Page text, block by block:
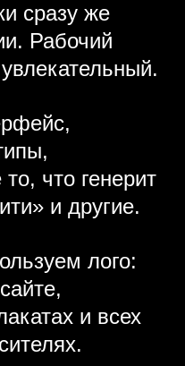
сразу же
Рабочий
что генерит
и другие.
лого:
и всех